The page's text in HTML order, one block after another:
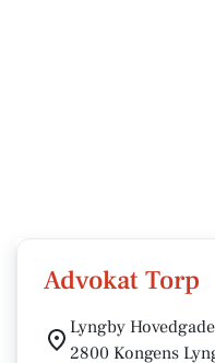
Advokat Torp
Lyngby
2800 Kongens